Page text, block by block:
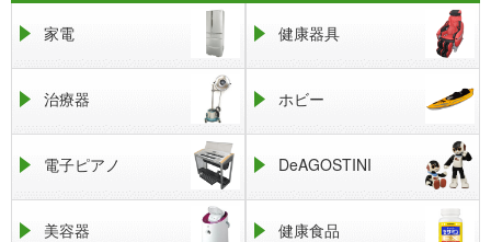
家電 健康器具
治療器 ホビー
電子ピアノ DeAGOSTINI
美容器 健康食品